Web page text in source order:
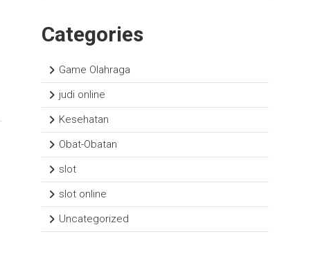
Categories
Game Olahraga
judi online
Kesehatan
Obat-Obatan
slot
slot online
Uncategorized